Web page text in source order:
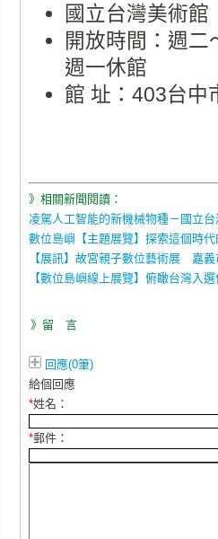
國立台灣美術館
開放時間：週
週一休館
館 址：403台中
》相關新聞閱讀：
凌駕人工智能的新機械物種－國立
數位島嶼【主題展覽】探索這個時
【展訊】故宮親子數位藝術展 嘉義
【數位島嶼線上展覽】俯瞰台灣入
》留 言
回應(0筆)
給個回應
*姓名：
*郵件：